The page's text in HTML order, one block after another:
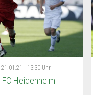
21.01.21 | 13:30 Uhr
Heidenheim